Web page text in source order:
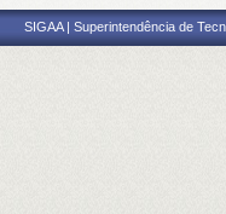
SIGAA | Superintendência de